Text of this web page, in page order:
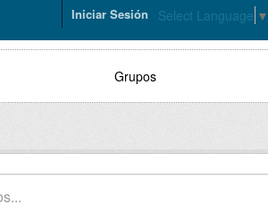
Select Language ▼
Iniciar Sesión
Grupos